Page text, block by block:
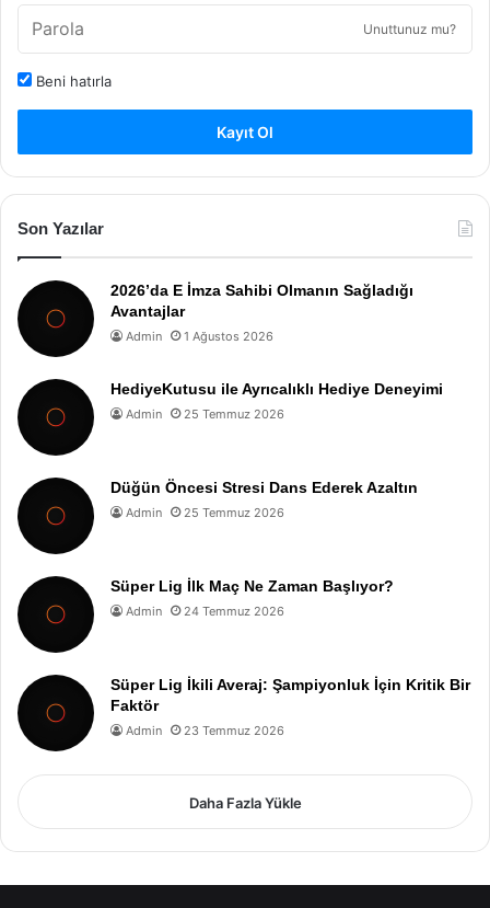
Unuttunuz mu?
Beni hatırla
Kayıt Ol
Son Yazılar
2026’da E İmza Sahibi Olmanın Sağladığı
Avantajlar
Admin 1 Ağustos 2026
HediyeKutusu ile Ayrıcalıklı Hediye Deneyimi
Admin 25 Temmuz 2026
Düğün Öncesi Stresi Dans Ederek Azaltın
Admin 25 Temmuz 2026
Süper Lig İlk Maç Ne Zaman Başlıyor?
Admin 24 Temmuz 2026
Süper Lig İkili Averaj: Şampiyonluk İçin Kritik Bir
Faktör
Admin 23 Temmuz 2026
Daha Fazla Yükle